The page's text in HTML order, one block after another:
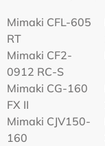
Mimaki CFL-605
RT
Mimaki CF2-
0912 RC-S
Mimaki CG-160
FX II
Mimaki СJV150-
160